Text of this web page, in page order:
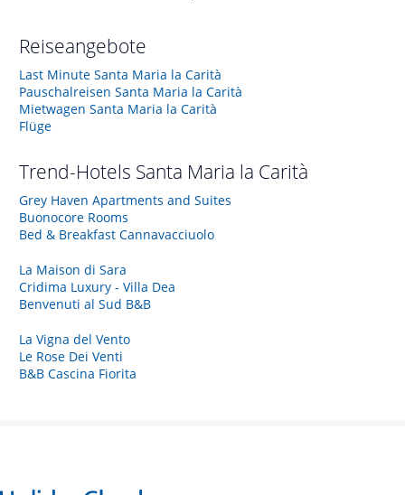
Reiseangebote
Last Minute Santa Maria la Carità
Pauschalreisen Santa Maria la Carità
Mietwagen Santa Maria la Carità
Flüge
Trend-Hotels Santa Maria la Carità
Grey Haven Apartments and Suites
Buonocore Rooms
Bed & Breakfast Cannavacciuolo
La Maison di Sara
Cridima Luxury - Villa Dea
Benvenuti al Sud B&B
La Vigna del Vento
Le Rose Dei Venti
B&B Cascina Fiorita